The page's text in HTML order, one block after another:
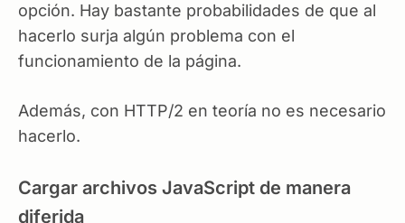
opción. Hay bastante probabilidades de que al
hacerlo surja algún problema con el
funcionamiento de la página.
Además, con HTTP/2 en teoría no es necesario
hacerlo.
Cargar archivos JavaScript de manera
diferida